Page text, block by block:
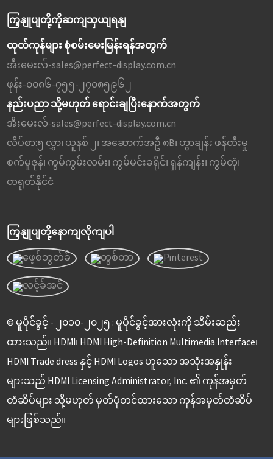
ကြှနျုပျတို့ကိုဆကျသှယျရနျ
ထုတ်ကုန်များ စုံစမ်းမေးမြန်းရန်အတွက်
အီးမေးလ်-sales@perfect-display.com.cn
ဖုန်း-၀၀၈၆-၇၅၅-၂၇၀၈၅၉၆၂
နည်းပညာ သို့မဟုတ် ရောင်းချပြီးနောက်အတွက်
အီးမေးလ်-sales@perfect-display.com.cn
လိပ်စာ:၅ လွှာ၊ ယူနစ် ၂၊ အဆောက်အဦ ၈B၊ ဟွာချန်း ဖန်တီးမှု
စက်မှုဇုန်၊ ကွမ်ကွမ်းလမ်း၊ ကွမ်မင်းခရိုင်၊ ရှန်ကျန်း၊ ကွမ်တုံ၊
တရုတ်နိုင်ငံ
ကြှနျုပျတို့နောကျလိုကျပါ
© မူပိုင်ခွင့် - ၂၀၁၀-၂၀၂၅ : မူပိုင်ခွင့်အားလုံးကို သိမ်းဆည်း
ထားသည်။ HDMI၊ HDMI High-Definition Multimedia Interface၊
HDMI Trade dress နှင့် HDMI Logos ဟူသော အသုံးအနှုန်း
များသည် HDMI Licensing Administrator, Inc. ၏ ကုန်အမှတ်
တံဆိပ်များ သို့မဟုတ် မှတ်ပုံတင်ထားသော ကုန်အမှတ်တံဆိပ်
များဖြစ်သည်။